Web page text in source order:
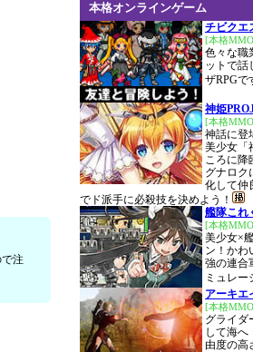
注
本格オンラインゲーム
チビクエ
[本格
色々な職
ットで話
ザRPGで
神姫
[本格
神話に登
美少女「
ころに降
グナロク
化して仲
でド派手に必殺技を決めよう！
艦隊これ
[本格
美少女×
ン！かわ
強の連合
ミュレー
アーキエ
[本格
グライダ
して海へ
由度の高